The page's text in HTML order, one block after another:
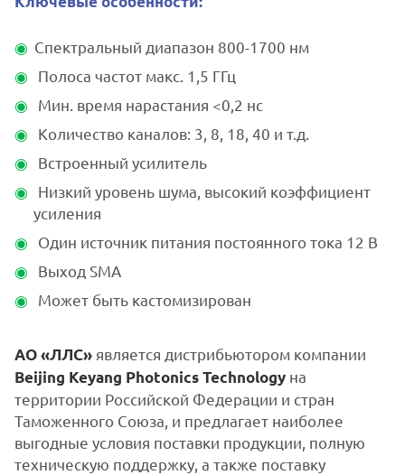
Спектральный диапазон 800-1700 нм
Полоса частот макс. 1,5 ГГц
Мин. время нарастания <0,2 нс
Количество каналов: 3, 8, 18, 40 и т.д.
Встроенный усилитель
Низкий уровень шума, высокий коэффициент
усиления
Один источник питания постоянного тока 12 В
Выход SMA
Может быть кастомизирован
АО «ЛЛС» является дистрибьютором компании
Beijing Keyang Photonics Technology на
территории Российской Федерации и стран
Таможенного Союза, и предлагает наиболее
выгодные условия поставки продукции, полную
техническую поддержку, а также поставку